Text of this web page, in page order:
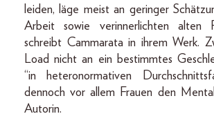
leiden, läge meist an geringer
Arbeit sowie verinnerlichten alten
schreibt Cammarata in ihrem Werk.
Load nicht an ein bestimmtes
“in heteronormativen
dennoch vor allem Frauen den
Autorin.